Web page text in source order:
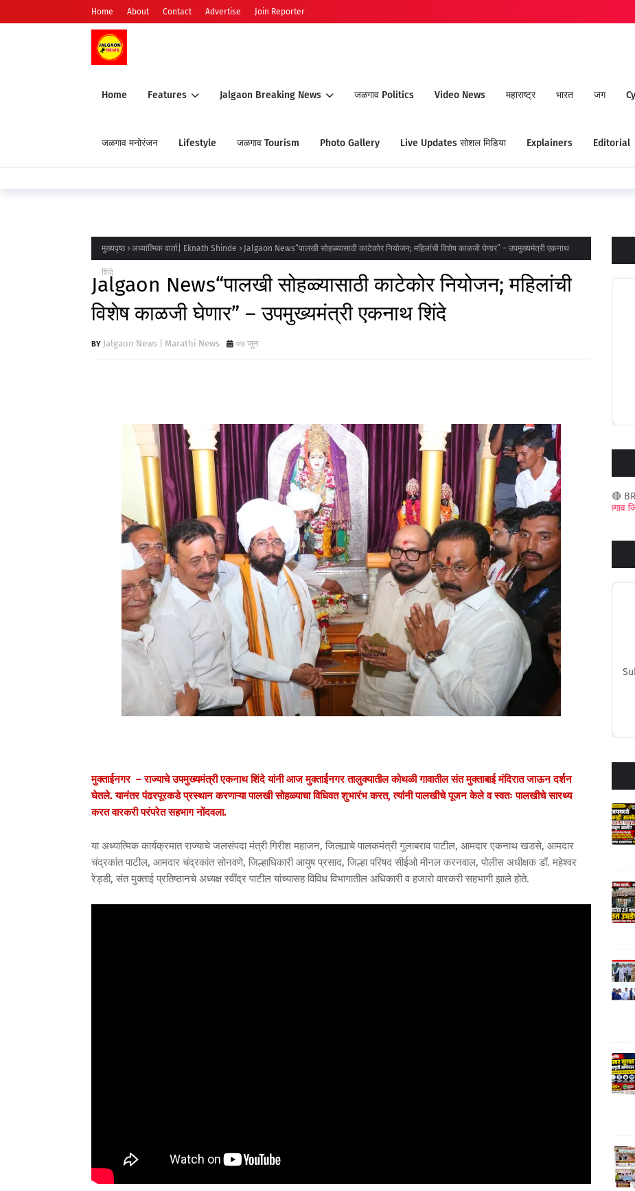
Home About Contact Advertise Join Reporter
Home Features Jalgaon Breaking News जळगाव Politics Video News महाराष्ट्र भारत जग
जळगाव मनोरंजन Lifestyle जळगाव Tourism Photo Gallery Live Updates सोशल मिडिया Explainers Editorial
मुख्यपृष्ठ अध्यात्मिक वार्ता| Eknath Shinde Jalgaon News“पालखी सोहळ्यासाठी काटेकोर नियोजन; महिलांची विशेष काळजी घेणार” – उपमुख्यमंत्री एकनाथ
शिंदे
Jalgaon News“पालखी सोहळ्यासाठी काटेकोर नियोजन; महिलांची
विशेष काळजी घेणार” – उपमुख्यमंत्री एकनाथ शिंदे
Jalgaon News | Marathi News ०७ जून
मुक्ताईनगर – राज्याचे उपमुख्यमंत्री एकनाथ शिंदे यांनी आज मुक्ताईनगर तालुक्यातील कोथळी गावातील संत मुक्ताबाई मंदिरात जाऊन दर्शन
घेतले. यानंतर पंढरपूरकडे प्रस्थान करणाऱ्या पालखी सोहळ्याचा विधिवत शुभारंभ करत, त्यांनी पालखीचे पूजन केले व स्वतः पालखीचे सारथ्य
करत वारकरी परंपरेत सहभाग नोंदवला.
या अध्यात्मिक कार्यक्रमात राज्याचे जलसंपदा मंत्री गिरीश महाजन, जिल्ह्याचे पालकमंत्री गुलाबराव पाटील, आमदार एकनाथ खडसे, आमदार
चंद्रकांत पाटील, आमदार चंद्रकांत सोनवणे, जिल्हाधिकारी आयुष प्रसाद, जिल्हा परिषद सीईओ मीनल करनवाल, पोलीस अधीक्षक डॉ. महेश्वर
रेड्डी, संत मुक्ताई प्रतिष्ठानचे अध्यक्ष रवींद्र पाटील यांच्यासह विविध विभागातील अधिकारी व हजारो वारकरी सहभागी झाले होते.
🔴
जळगाव